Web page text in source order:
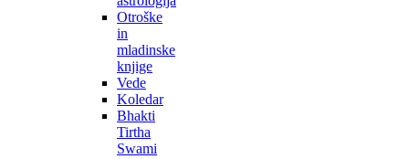
Otroške
in
mladinske
knjige
Vede
Koledar
Bhakti
Tirtha
Swami